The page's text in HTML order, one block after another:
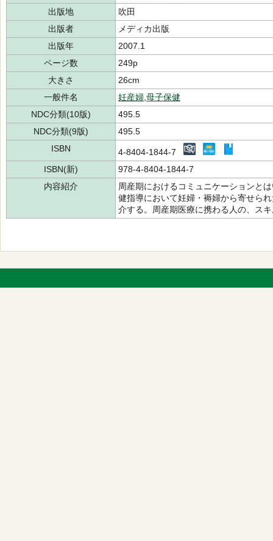
出版地
吹田
出版者
メディカ出版
出版年
2007.1
ページ数
249p
大きさ
26cm
一般件名
妊産婦 母子保健
NDC分類(10版)
495.5
NDC分類(9版)
495.5
ISBN
4-8404-1844-7
ISBN(新)
978-4-8404-1844-7
内容紹介
周産期におけるコミュニケーションと
健指導において妊婦・褥婦から寄せら
介する。周産期医療に携わる人の、ス